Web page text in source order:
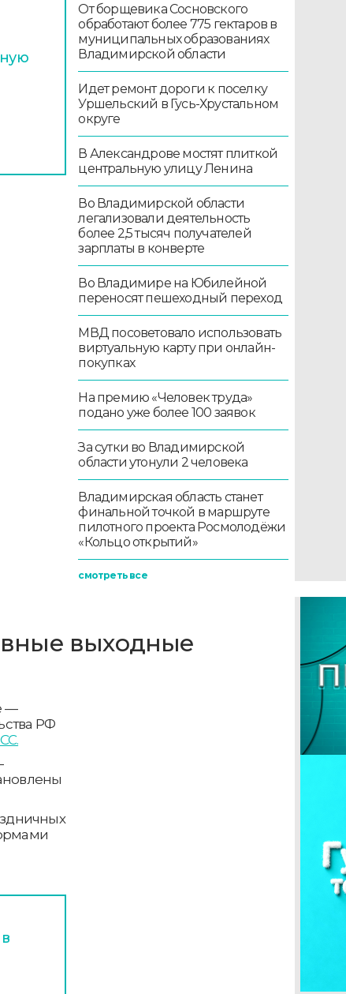
От борщевика Сосновского
обработают более 775 гектаров в
муниципальных образованиях
Владимирской области
Идет ремонт дороги к поселку
Уршельский в Гусь-Хрустальном
округе
В Александрове мостят плиткой
центральную улицу Ленина
Во Владимирской области
легализовали деятельность
более 2,5 тысяч получателей
зарплаты в конверте
Во Владимире на Юбилейной
переносят пешеходный переход
МВД посоветовало использовать
виртуальную карту при онлайн-
покупках
На премию «Человек труда»
подано уже более 100 заявок
За сутки во Владимирской
области утонули 2 человека
Владимирская область станет
финальной точкой в маршруте
пилотного проекта Росмолодёжи
«Кольцо открытий»
смотреть все
выходные
—
РФ